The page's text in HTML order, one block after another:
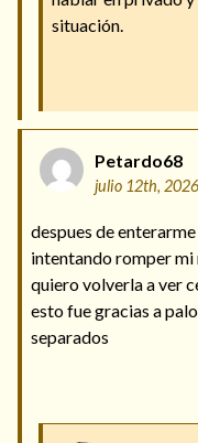
situación.
Petardo68
julio 12th, 2026
despues de
intentando romper mi
quiero volverla a ver
esto fue gracias a
separados